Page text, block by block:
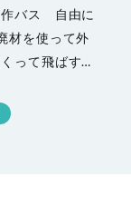
作バス 自由に
材を使って外
って飛ばす…